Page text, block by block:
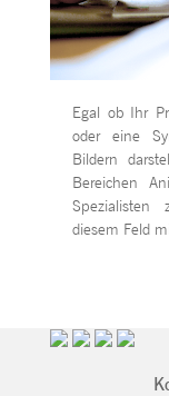
Egal ob Ihr
oder eine
Bildern
Bereichen
Spezialisten
diesem Feld